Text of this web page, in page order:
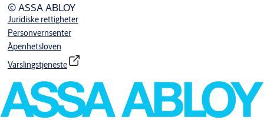
© ASSA ABLOY
Juridiske rettigheter
Personvernsenter
Åpenhetsloven
Varslingstjeneste